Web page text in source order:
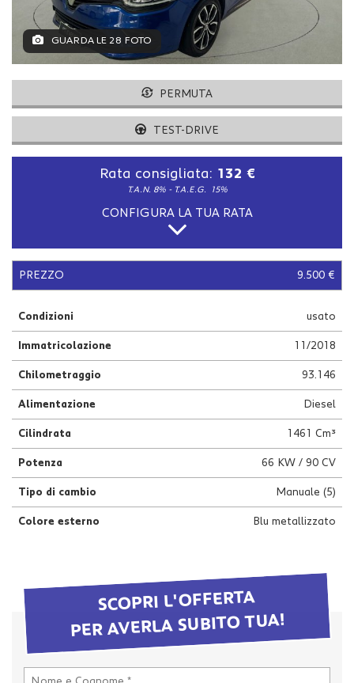
GUARDA LE 28 FOTO
PERMUTA
TEST-DRIVE
Rata consigliata: 132 €
T.A.N. 8% - T.A.E.G. 15%
CONFIGURA LA TUA RATA
PREZZO 9.500 €
Condizioni usato
Immatricolazione 11/2018
Chilometraggio 93.146
Alimentazione Diesel
Cilindrata 1461 Cm³
Potenza 66 KW / 90 CV
Tipo di cambio Manuale (5)
Colore esterno Blu metallizzato
SCOPRI L'OFFERTA
PER AVERLA SUBITO TUA!
tracciamento
che
adottiamo
per
e
le
maggiori
informazioni
sull'utilità
sul
questi
di
tracciamento
si
rimanda
alla
cookie
policy.
rivedere
tue
scelte
in
qualsiasi
momento.